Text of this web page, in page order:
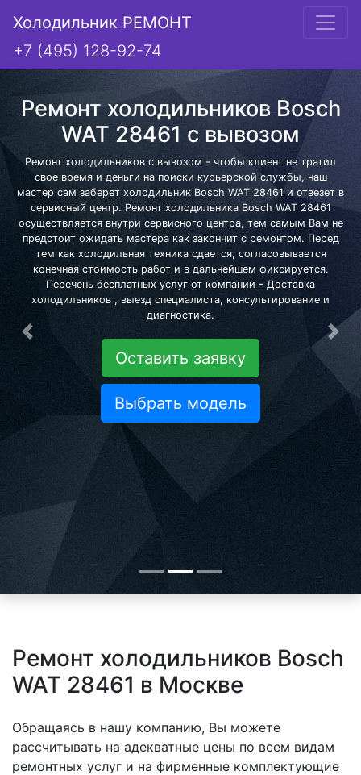
Холодильник РЕМОНТ
+7 (495) 128-92-74
Ремонт холодильников Bosch
WAT 28461 с вывозом
Ремонт холодильников с вывозом - чтобы клиент не тратил
свое время и деньги на поиски курьерской службы, наш
мастер сам заберет холодильник Bosch WAT 28461 и отвезет в
сервисный центр. Ремонт холодильника Bosch WAT 28461
осуществляется внутри сервисного центра, тем самым Вам не
предстоит ожидать мастера как закончит с ремонтом. Перед
тем как холодильная техника сдается, согласовывается
конечная стоимость работ и в дальнейшем фиксируется.
Перечень бесплатных услуг от компании - Доставка
холодильников , выезд специалиста, консультирование и
диагностика.
Оставить заявку
Выбрать модель
Предыдущая
Ремонт холодильников Bosch
WAT 28461 в Москве
Обращаясь в нашу компанию, Вы можете
рассчитывать на адекватные цены по всем видам
ремонтных услуг и на фирменные комплектующие